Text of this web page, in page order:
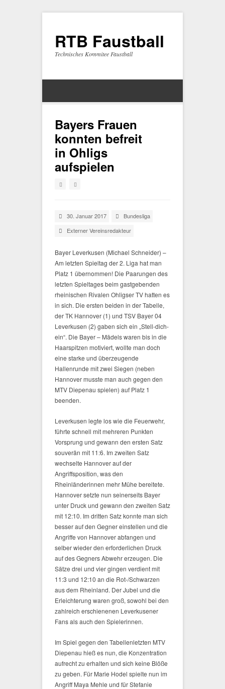
RTB Faustball
Technisches Kommitee Faustball
Bayers Frauen
konnten befreit
in Ohligs
aufspielen
30. Januar 2017
Bundesliga
Externer Vereinsredakteur
Bayer Leverkusen (Michael Schneider) –
Am letzten Spieltag der 2. Liga hat man
Platz 1 übernommen! Die Paarungen des
letzten Spieltages beim gastgebenden
rheinischen Rivalen Ohligser TV hatten es
in sich. Die ersten beiden in der Tabelle,
der TK Hannover (1) und TSV Bayer 04
Leverkusen (2) gaben sich ein „Stell-dich-
ein“. Die Bayer – Mädels waren bis in die
Haarspitzen motiviert, wollte man doch
eine starke und überzeugende
Hallenrunde mit zwei Siegen (neben
Hannover musste man auch gegen den
MTV Diepenau spielen) auf Platz 1
beenden.
Leverkusen legte los wie die Feuerwehr,
führte schnell mit mehreren Punkten
Vorsprung und gewann den ersten Satz
souverän mit 11:6. Im zweiten Satz
wechselte Hannover auf der
Angriffsposition, was den
Rheinländerinnen mehr Mühe bereitete.
Hannover setzte nun seinerseits Bayer
unter Druck und gewann den zweiten Satz
mit 12:10. Im dritten Satz konnte man sich
besser auf den Gegner einstellen und die
Angriffe von Hannover abfangen und
selber wieder den erforderlichen Druck
auf des Gegners Abwehr erzeugen. Die
Sätze drei und vier gingen verdient mit
11:3 und 12:10 an die Rot-/Schwarzen
aus dem Rheinland. Der Jubel und die
Erleichterung waren groß, sowohl bei den
zahlreich erschienenen Leverkusener
Fans als auch den Spielerinnen.
Im Spiel gegen den Tabellenletzten MTV
Diepenau hieß es nun, die Konzentration
aufrecht zu erhalten und sich keine Blöße
zu geben. Für Marie Hodel spielte nun im
Angriff Maya Mehle und für Stefanie